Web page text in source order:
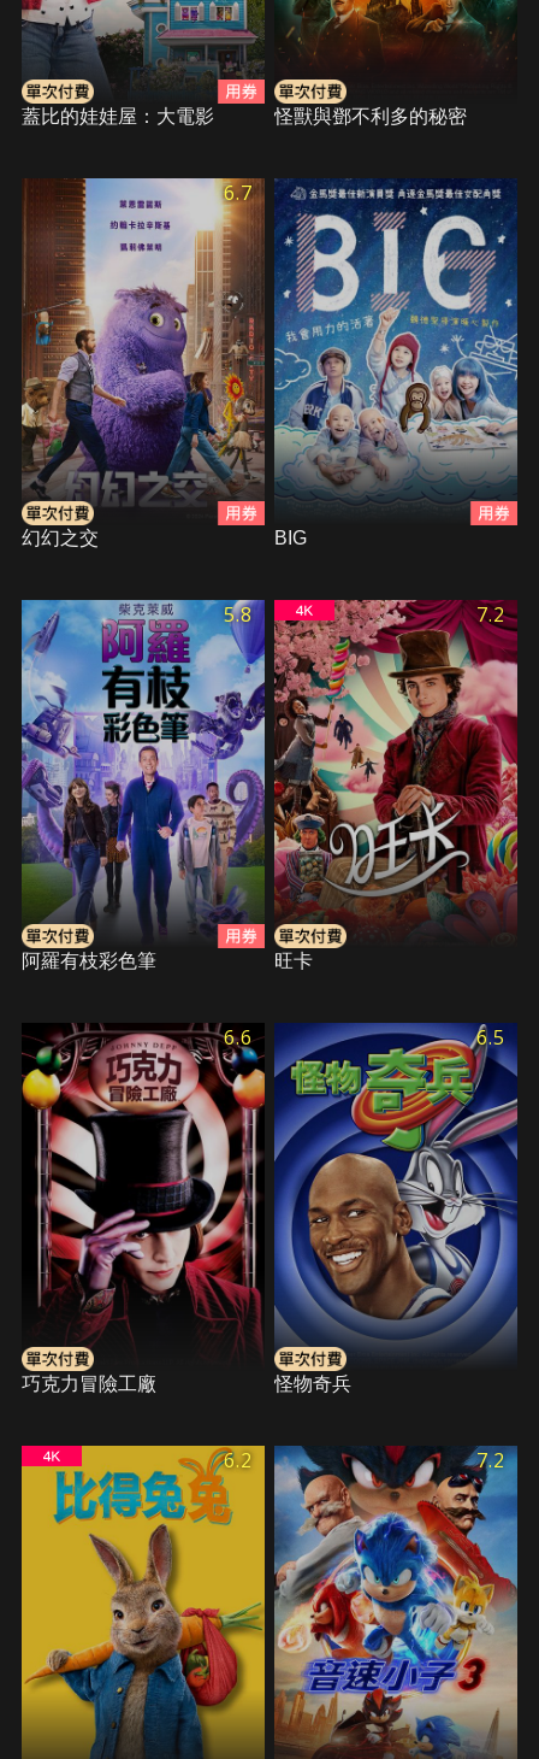
蓋比的娃娃屋：大電影 怪獸與鄧不利多的秘密
6.7
幻幻之交 BIG
5.8
阿羅有枝彩色筆
7.2
旺卡
6.6
巧克力冒險工廠
6.5
怪物奇兵
6.2 7.2